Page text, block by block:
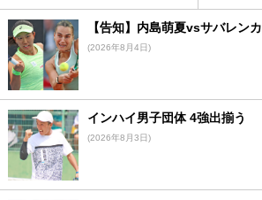
【告知】内島萌夏vsサバレンカ
(2026年8月4日)
インハイ男子団体 4強出揃う
(2026年8月3日)